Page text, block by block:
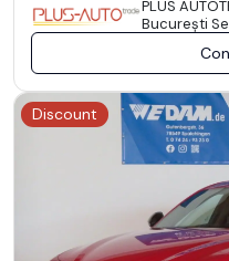
PLUS
Bucureşti
Discount